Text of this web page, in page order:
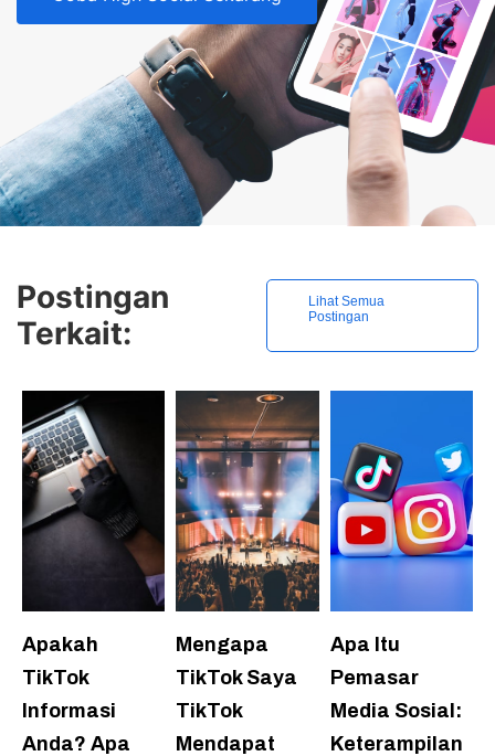
Postingan
Terkait:
Lihat Semua
Postingan
Apakah
TikTok
Informasi
Anda? Apa
Mengapa
TikTok Saya
TikTok
Mendapat
Apa Itu
Pemasar
Media Sosial:
Keterampilan